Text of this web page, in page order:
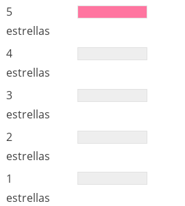
5
estrellas
4
estrellas
3
estrellas
2
estrellas
1
estrellas